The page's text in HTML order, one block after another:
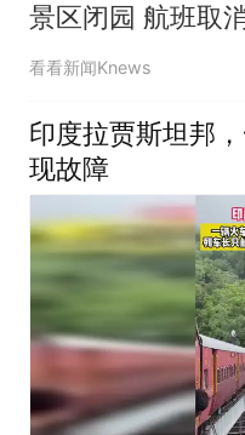
景区闭园 航班取
看看新闻Knews
印度拉贾斯坦邦
现故障